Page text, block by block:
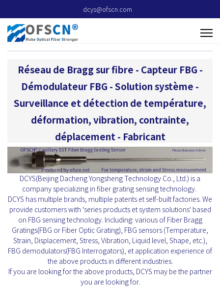
dcys@ofscn.com
Réseau de Bragg sur fibre - Capteur FBG -
Démodulateur FBG - Solution système -
Surveillance et détection de température,
déformation, vibration, contrainte,
déplacement - Fabricant
DCYS(Beijing Dacheng Yongsheng Technology Co., Ltd.) is a
company specializing in fiber grating sensing technology.
DCYS has multiple brands, multiple patents et self-built factories. We
provide customers with 'series products et system solutions' based
on FBG sensing technology. Including: various of Fiber Bragg
Gratings(FBG or Fiber Optic Grating), FBG sensors (Temperature,
Strain, Displacement, Stress, Vibration, Liquid level, Shape, etc.),
FBG demodulators(FBG Interrogators), et application experience of
the above products in different industries.
If you are looking for the above products, DCYS may be the partner
you are looking for.